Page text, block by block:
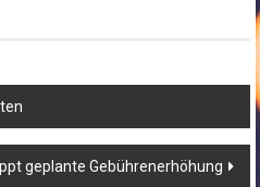
geplante Gebührenerhöhung